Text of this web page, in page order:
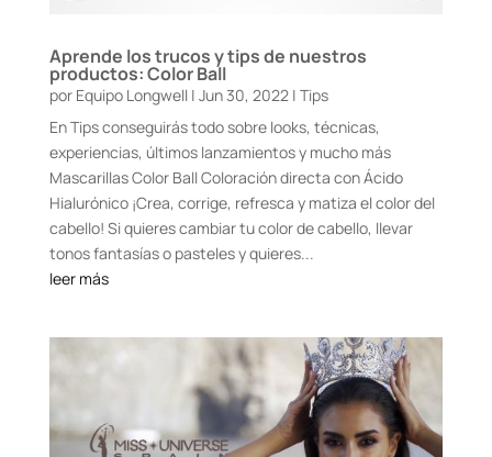
Aprende los trucos y tips de nuestros
productos: Color Ball
por Equipo Longwell| Jun 30, 2022| Tips
En Tips conseguirás todo sobre looks, técnicas,
experiencias, últimos lanzamientos y mucho más
Mascarillas Color Ball Coloración directa con Ácido
Hialurónico ¡Crea, corrige, refresca y matiza el color del
cabello! Si quieres cambiar tu color de cabello, llevar
tonos fantasías o pasteles y quieres...
leer más